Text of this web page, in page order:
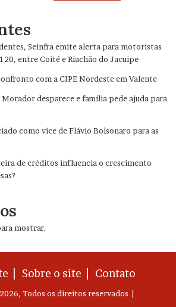
Seinfra emite alerta para motoristas
entre Coité e Riachão do Jacuipe
com a CIPE Nordeste em Valente
desparece e família pede ajuda para
como vice de Flávio Bolsonaro para as
de créditos influencia o crescimento
mostrar.
| Sobre o site | Contato
Todos os direitos reservados |